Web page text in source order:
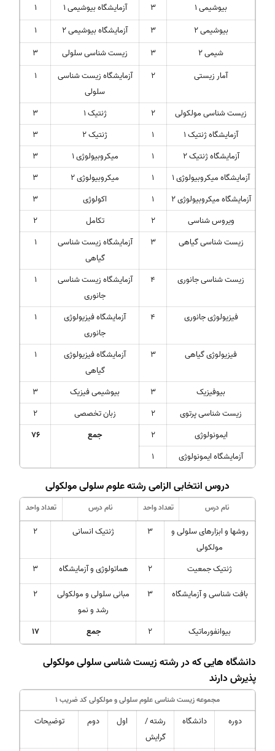
بیوشیمی 1
3 آزمایشگاه بیوشیمی 1
1
بیوشیمی 2
3 آزمایشگاه بیوشیمی 2
1
شیمی 2
3 زیست شناسی سلولی
3
آمار زیستی
2
آزمایشگاه زیست شناسی
سلولی
1
زیست شناسی مولکولی 2 ژنتیک 1
3
آزمایشگاه ژنتیک 1
1 ژنتیک 2
3
آزمایشگاه ژنتیک 2
1 میکروبیولوژی 1
3
آزمایشگاه میکروبیولوژی 1
1 میکروبیولوژی 2
3
آزمایشگاه میکروبیولوژی 2
1 اکولوژی
3
ویروس شناسی
2 تکامل
2
زیست شناسی گیاهی
3
آزمایشگاه زیست شناسی
گیاهی
1
زیست شناسی جانوری 4
آزمایشگاه زیست شناسی
جانوری
1
فیزیولوژی جانوری 4
آزمایشگاه فیزیولوژی
جانوری
1
فیزیولوژی گیاهی 3
آزمایشگاه فیزیولوژی
گیاهی
1
بیوفیزیک 3 بیوشیمی فیزیک
3
زیست شناسی پرتوی
2 زبان تخصصی
2
ایمونولوژی
2 جمع
76
آزمایشگاه ایمونولوژی
1
دروس انتخابی الزامی رشته علوم سلولی مولکولی
نام درس تعداد واحد نام درس تعداد واحد
روشها و ابزارهای سلولی و
مولکولی
3 ژنتیک انسانی 2
ژنتیک جمعیت 2 هماتولوژی و آزمایشگاه
3
بافت شناسی و آزمایشگاه
3
مبانی سلولی و مولکولی
رشد و نمو
2
بیوانفورماتیک 2 جمع 17
دانشگاه هایی که در رشته زیست شناسی سلولی مولکولی
پذیرش دارند
مجموعه زیست شناسی علوم سلولی و مولکولی کد ضریب 1
دوره دانشگاه
رشته /
گرایش
اول دوم توضیحات